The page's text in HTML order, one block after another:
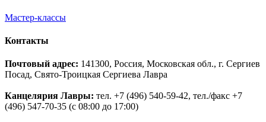
Мастер-классы
Контакты
Почтовый адрес: 141300, Россия, Московская обл., г. Сергиев
Посад, Свято-Троицкая Сергиева Лавра
Канцелярия Лавры: тел. +7 (496) 540-59-42, тел./факс +7
(496) 547-70-35 (с 08:00 до 17:00)